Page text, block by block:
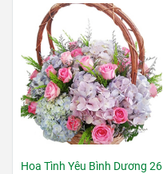
Hoa Tình Yêu Bình Dương 26